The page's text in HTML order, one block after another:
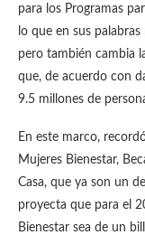
para los Programas
lo que en sus
pero también cambia
que, de acuerdo con
9.5 millones de
En este marco,
Mujeres Bienestar,
Casa, que ya son un
proyecta que para el
Bienestar sea de un